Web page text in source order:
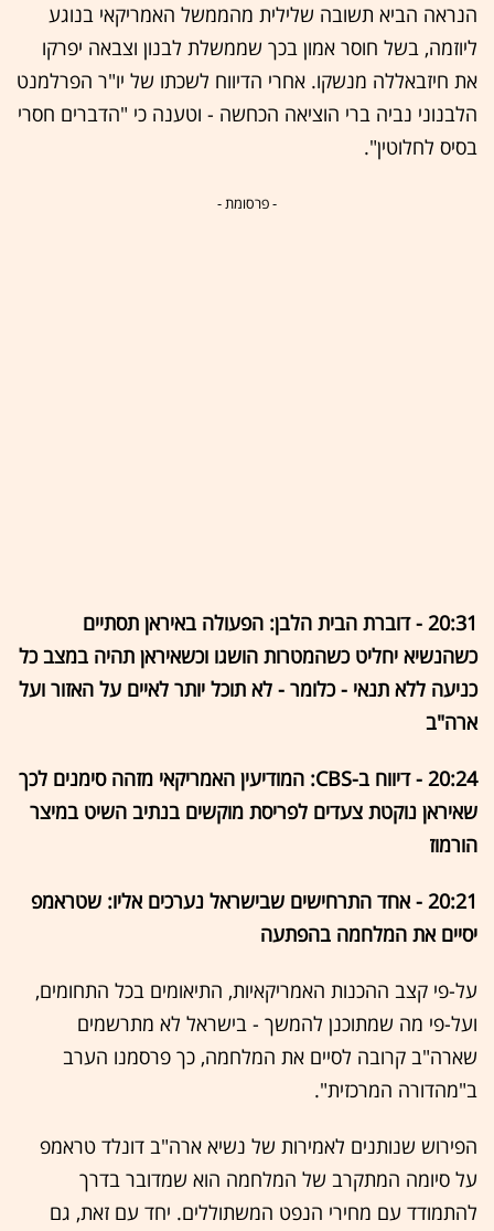
הנראה הביא תשובה שלילית מהממשל האמריקאי בנוגע
ליוזמה, בשל חוסר אמון בכך שממשלת לבנון וצבאה יפרקו
את חיזבאללה מנשקו. אחרי הדיווח לשכתו של יו"ר הפרלמנט
הלבנוני נביה ברי הוציאה הכחשה - וטענה כי "הדברים חסרי
בסיס לחלוטין".
- פרסומת -
20:31 - דוברת הבית הלבן: הפעולה באיראן תסתיים
כשהנשיא יחליט כשהמטרות הושגו וכשאיראן תהיה במצב כל
כניעה ללא תנאי - כלומר - לא תוכל יותר לאיים על האזור ועל
ארה"ב
20:24 - דיווח ב-CBS: המודיעין האמריקאי מזהה סימנים לכך
שאיראן נוקטת צעדים לפריסת מוקשים בנתיב השיט במיצר
הורמוז
20:21 - אחד התרחישים שבישראל נערכים אליו: שטראמפ
יסיים את המלחמה בהפתעה
על-פי קצב ההכנות האמריקאיות, התיאומים בכל התחומים,
ועל-פי מה שמתוכנן להמשך - בישראל לא מתרשמים
שארה"ב קרובה לסיים את המלחמה, כך פרסמנו הערב
ב"מהדורה המרכזית".
הפירוש שנותנים לאמירות של נשיא ארה"ב דונלד טראמפ
על סיומה המתקרב של המלחמה הוא שמדובר בדרך
להתמודד עם מחירי הנפט המשתוללים. יחד עם זאת, גם